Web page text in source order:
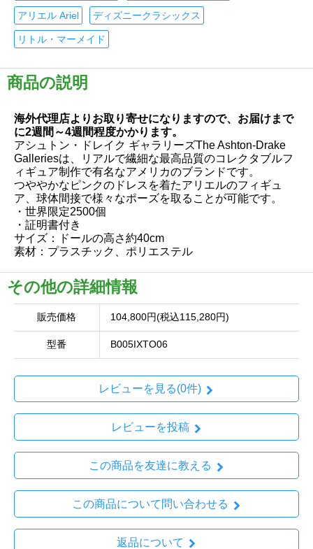
アリエル Ariel ディズニークラシックス
リトル・マーメイド
商品の説明
海外代理店よりお取り寄せになりますので、お届けまで
に2週間～4週間程度かかります。
アシュトン・ドレイク ギャラリーズThe Ashton-Drake
Galleriesは、リアルで繊細な最高品質のコレクタブルフ
ィギュア制作で有名なアメリカのブランドです。
つややかなピンクのドレスを着たアリエルのフィギュ
ア、球体間接で様々なポーズを取ることが可能です。
・世界限定2500個
・証明書付き
サイズ：ドールの高さ約40cm
素材：プラスチック、ポリエステル
その他の詳細情報
販売価格 104,800円(税込115,280円)
型番 B005IXTO06
レビューを見る(0件)
レビューを投稿
この商品を友達に教える
この商品について問い合わせる
返品について